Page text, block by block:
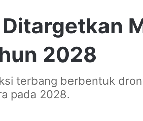
2028
terbang berbentuk
pada 2028.